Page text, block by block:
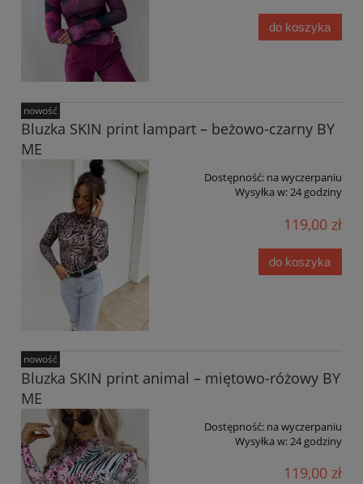
do koszyka
Bluzka SKIN print lampart – beżowo-czarny BY
ME
Dostępność: na wyczerpaniu
Wysyłka w:24 godziny
119,00 zł
do koszyka
nowość
Bluzka SKIN print animal – miętowo-różowy BY
ME
Dostępność: na wyczerpaniu
Wysyłka w:24 godziny
119,00 zł
nowość